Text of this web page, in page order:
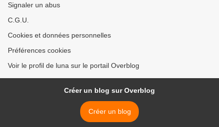
Signaler un abus
C.G.U.
Cookies et données personnelles
Préférences cookies
Voir le profil de luna sur le portail Overblog
Créer un blog sur Overblog
Créer un blog